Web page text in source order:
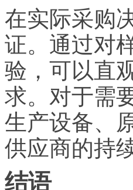
在实际采购
证。通过对
验，可以直
求。对于需
生产设备、
供应商的持
结语